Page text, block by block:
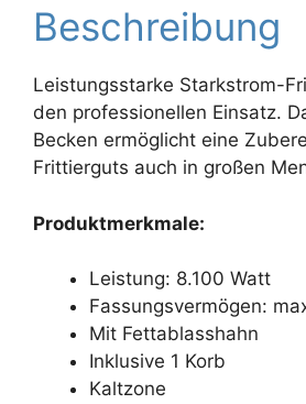
Beschreibung
Leistungsstarke Starkstrom-
den professionellen Einsatz.
Becken ermöglicht eine
Frittierguts auch in großen
Produktmerkmale:
Leistung: 8.100 Watt
Fassungsvermögen:
Mit Fettablasshahn
Inklusive 1 Korb
Kaltzone